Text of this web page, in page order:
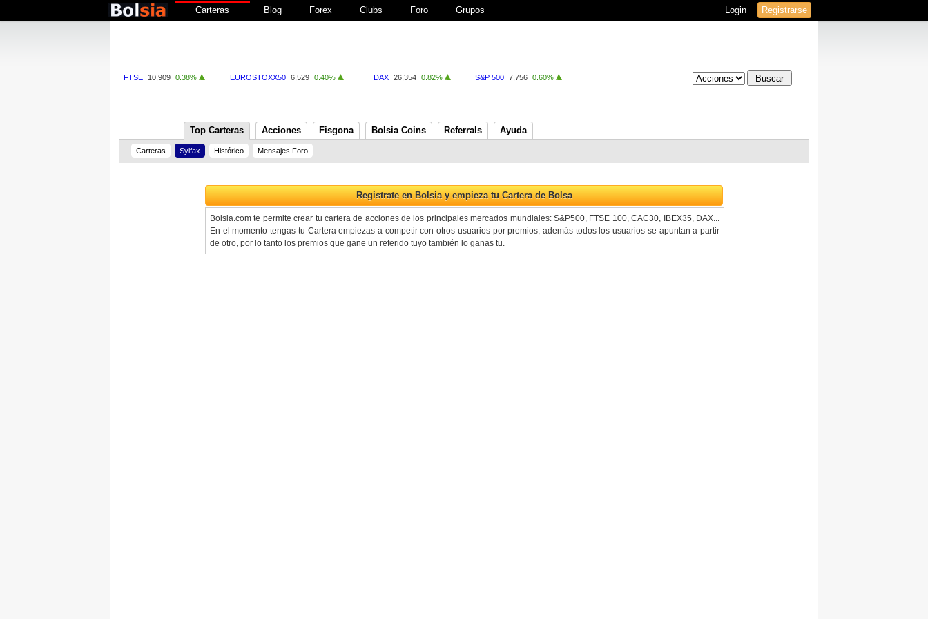
Carteras Blog Forex Clubs Foro Grupos Login Registrarse
FTSE 10,909 0.38% EUROSTOXX50 6,529 0.40% DAX 26,354 0.82% S&P 500 7,756 0.60%
Top Carteras Acciones Fisgona Bolsia Coins Referrals Ayuda
Carteras Sylfax Histórico Mensajes Foro
Bolsia.com te permite crear tu cartera de acciones de los principales mercados mundiales: S&P500, FTSE 100, CAC30, IBEX35, DAX...
En el momento tengas tu Cartera empiezas a competir con otros usuarios por premios, además todos los usuarios se apuntan a partir
de otro, por lo tanto los premios que gane un referido tuyo también lo ganas tu.